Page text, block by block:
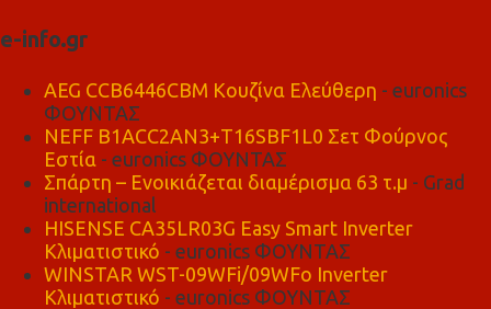
e-info.gr
AEG CCB6446CBM Κουζίνα Ελεύθερη - euronics
ΦΟΥΝΤΑΣ
NEFF B1ACC2AN3+T16SBF1L0 Σετ Φούρνος
Εστία - euronics ΦΟΥΝΤΑΣ
Σπάρτη – Ενοικιάζεται διαμέρισμα 63 τ.μ - Grad
international
HISENSE CA35LR03G Easy Smart Inverter
Κλιματιστικό - euronics ΦΟΥΝΤΑΣ
WINSTAR WST-09WFi/09WFo Inverter
Κλιματιστικό - euronics ΦΟΥΝΤΑΣ